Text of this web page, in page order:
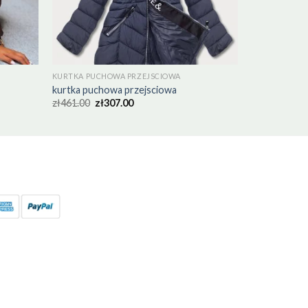
KURTKA PUCHOWA PRZEJSCIOWA
kurtka puchowa przejsciowa
zł461.00 zł307.00